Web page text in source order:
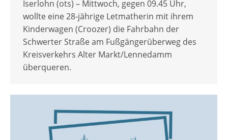
Iserlohn (ots) – Mittwoch, gegen 09.45 Uhr,
wollte eine 28-jährige Letmatherin mit ihrem
Kinderwagen (Croozer) die Fahrbahn der
Schwerter Straße am Fußgängerüberweg des
Kreisverkehrs Alter Markt/Lennedamm
überqueren.